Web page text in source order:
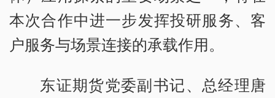
本次合作中进一步发挥投研服务、客
户服务与场景连接的承载作用。
东证期货党委副书记、总经理唐